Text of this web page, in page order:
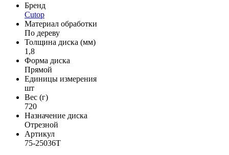
Бренд
Cutop
Материал обработки
По дереву
Толщина диска (мм)
1,8
Форма диска
Прямой
Единицы измерения
шт
Вес (г)
720
Назначение диска
Отрезной
Артикул
75-25036Т